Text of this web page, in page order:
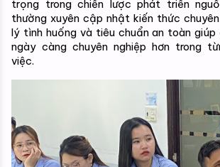
trọng trong chiến lược phát triển
thường xuyên cập nhật kiến thức
lý tình huống và tiêu chuẩn an toàn giúp
ngày càng chuyên nghiệp hơn trong
việc.